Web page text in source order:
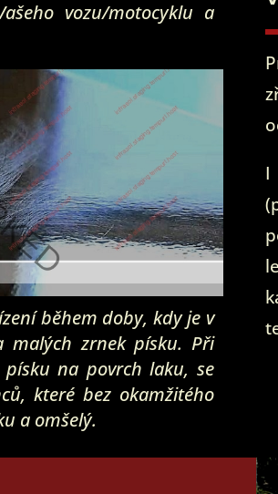
vozu/motocyklu a
během doby, kdy je v
malých zrnek písku. Při
na povrch laku, se
které bez okamžitého
a omšelý.
I